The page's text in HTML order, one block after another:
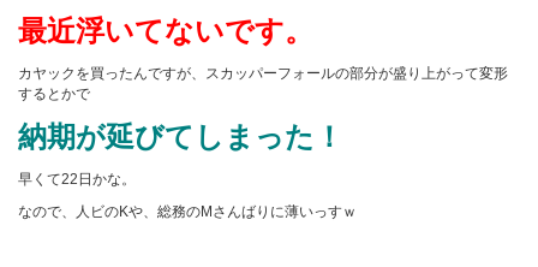
最近浮いてないです。
カヤックを買ったんですが、スカッパーフォールの部分が盛り上がって変形
するとかで
納期が延びてしまった！
早くて22日かな。
なので、人ビのKや、総務のMさんばりに薄いっすｗ